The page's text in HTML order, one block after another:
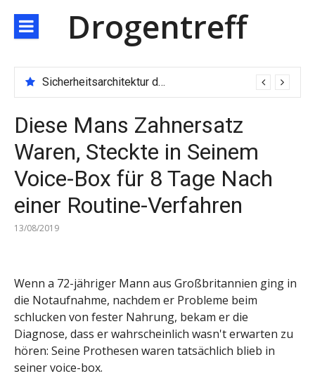
zum
Inhalt
Drogentreff
Sicherheitsarchitektur der nächsten Generation: JARXE kombiniert Multi-Wallet und MPC als Schutzschild für digitales Vertrauen
Diese Mans Zahnersatz
Waren, Steckte in Seinem
Voice-Box für 8 Tage Nach
einer Routine-Verfahren
13/08/2019
Wenn a 72-jähriger Mann aus Großbritannien ging in
die Notaufnahme, nachdem er Probleme beim
schlucken von fester Nahrung, bekam er die
Diagnose, dass er wahrscheinlich wasn't erwarten zu
hören: Seine Prothesen waren tatsächlich blieb in
seiner voice-box.